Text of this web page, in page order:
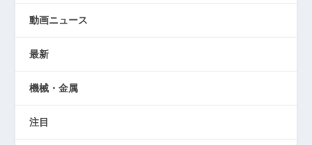
動画ニュース
最新
機械・金属
注目